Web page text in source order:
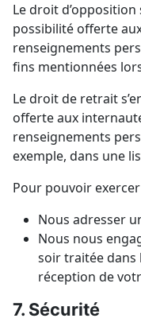
Le droit d’opposition
possibilité offerte
renseignements
fins mentionnées
Le droit de retrait
offerte aux
renseignements
exemple, dans une
Pour pouvoir
Nous adresser
Nous nous
soir traitée dans
réception de
7. Sécurité